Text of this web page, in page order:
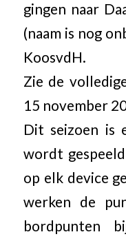
gingen naar
(naam is nog
KoosvdH.
Zie de
15 november
Dit seizoen is
wordt
op elk device
werken de
bordpunten